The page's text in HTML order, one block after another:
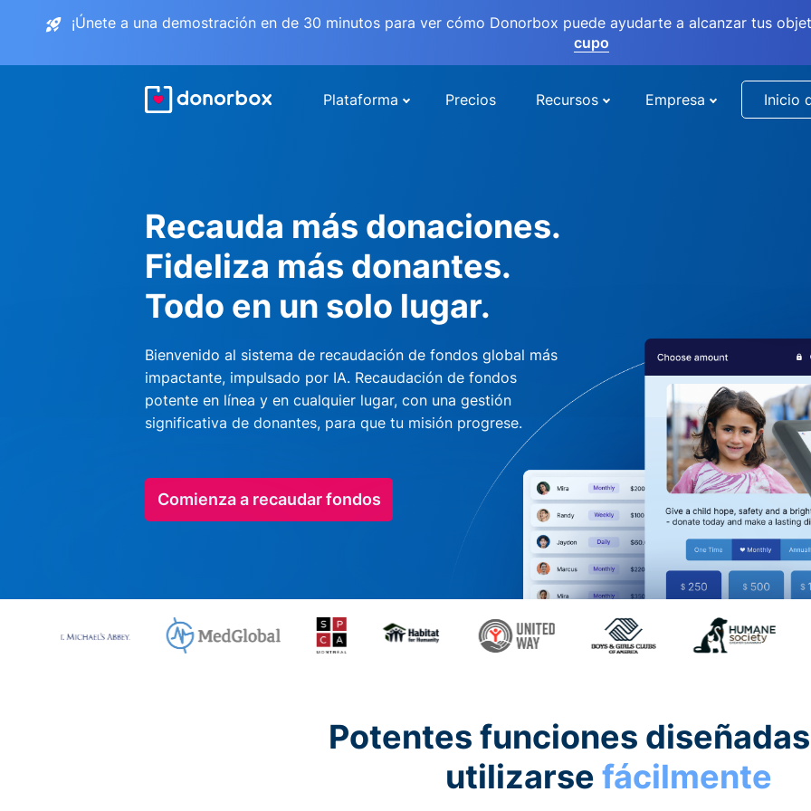
¡Únete a una demostración en de 30 minutos para ver cómo Donorbox puede ayudarte a alcanzar tus
cupo
Plataforma Precios Recursos Empresa Inicio
Recauda más donaciones.
Fideliza más donantes.
Todo en un solo lugar.
Bienvenido al sistema de recaudación de fondos global más
impactante, impulsado por IA. Recaudación de fondos
potente en línea y en cualquier lugar, con una gestión
significativa de donantes, para que tu misión progrese.
Comienza a recaudar fondos
Potentes funciones
utilizarse fácilmente